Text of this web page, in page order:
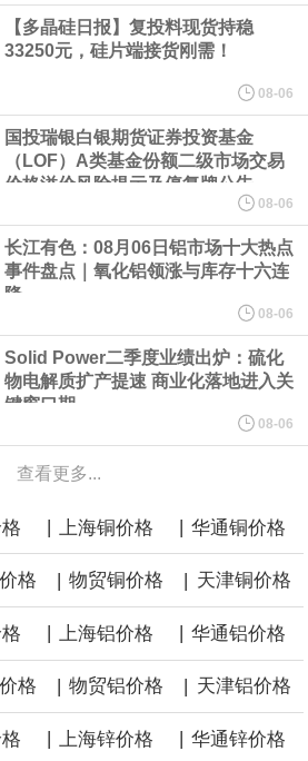
浪持续高涨，给这家美国科技巨头总规模 150 亿
重阻碍
一，德国DAX指数跌0.29%，英国富时100指数涨
指数涨0.03%，欧洲斯托克50指数跌0.15%，
数跌0.18%。
3.00%，现报16574.100美元/吨。
业率 3.1%，预期 3.1%，前值 3.1%。瑞士7月未
黄金连续涨3.44%，焦炭连续涨2.72%，铁矿石连续
续跌2.62%，白银连续涨2.61%。
洲的主要原油价格，与此同时，各方正就一项旨在
峡航运压力的协议进行谈判。尽管胡塞武装的威胁
向东运输原油的替代路线，但沙特方面仍下调了价
【多晶硅日报】复投料现货持稳
33250元，硅片端接货刚需！
08-06
国投瑞银白银期货证券投资基金
（LOF）A类基金份额二级市场交易
价格溢价风险提示及停复牌公告
08-06
长江有色：08月06日铝市场十大热点
事件盘点｜氧化铝领涨与库存十六连
降
08-06
Solid Power二季度业绩出炉：硫化
物电解质扩产提速 商业化落地进入关
键窗口期
08-06
查看更多...
| 上海铜价格 | 华通铜价格
格 | 物贸铜价格 | 天津铜价格
上海铝价格 华通铝价格
格 | 物贸铝价格 | 天津铝价格
上海锌价格 华通锌价格